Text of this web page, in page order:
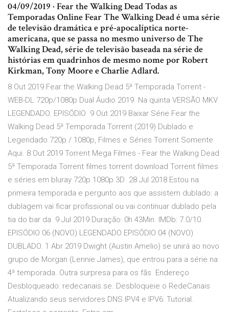
04/09/2019 · Fear the Walking Dead Todas as
Temporadas Online Fear The Walking Dead é uma série
de televisão dramática e pré-apocalíptica norte-
americana, que se passa no mesmo universo de The
Walking Dead, série de televisão baseada na série de
histórias em quadrinhos de mesmo nome por Robert
Kirkman, Tony Moore e Charlie Adlard.
8 Out 2019 Fear the Walking Dead 5ª Temporada Torrent -
WEB-DL 720p/1080p Dual Áudio 2019. Na quinta VERSÃO MKV
LEGENDADO. EPISÓDIO 9 Out 2019 Baixar Série Fear the
Walking Dead 5ª Temporada Torrent (2019) Dublado e
Legendado 720p / 1080p, Filmes e Séries Torrent Somente
Aqui. 8 Out 2019 Torrent Mega Filmes - Fear the Walking Dead
5ª Temporada Torrent filmes torrent download Torrent filmes
e séries em bluray 720p 1080p 3D 28 Jul 2018 Estou na
primeira temporada e pergunto aos que assistem dublado: a
dublagem vai ficar profissional ou vai continuar dublado pela
tia do bar da 9 Jul 2019 Duração: 0h 43Min. IMDb: 7.0/10.
EPISÓDIO 06 (NOVO) LEGENDADO EPISÓDIO 04 (NOVO)
DUBLADO. 1 Abr 2019 Dwight (Austin Amelio) se unirá ao novo
grupo de Morgan (Lennie James), que entrou para a série na
4ª temporada. Outra surpresa para os fãs Endereço
Desbloqueado: redecanais.se. Desbloqueie o RedeCanais
Atualizando seus servidores DNS IPV4 e IPV6: Tutorial.